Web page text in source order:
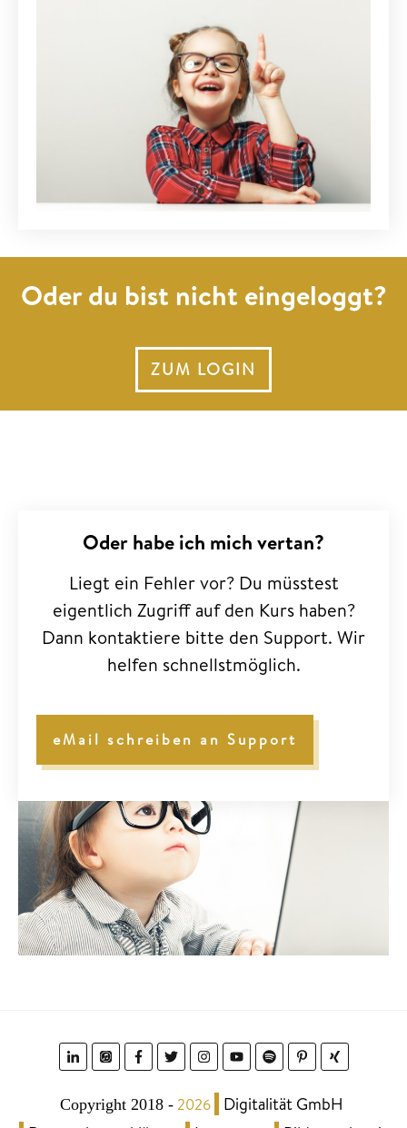
Oder du bist nicht eingeloggt?
ZUM LOGIN
Oder habe ich mich vertan?
Liegt ein Fehler vor? Du müsstest
eigentlich Zugriff auf den Kurs haben?
Dann kontaktiere bitte den Support. Wir
helfen schnellstmöglich.
eMail schreiben an Support
Copyright 2018 - 2026
Digitalität GmbH